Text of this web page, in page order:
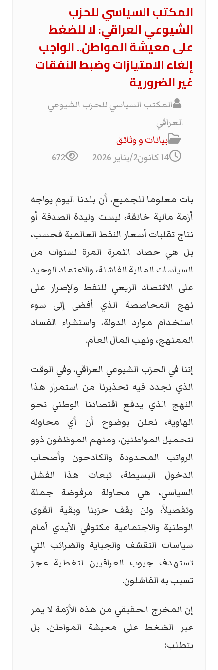
المكتب السياسي للحزب
الشيوعي العراقي: لا للضغط
على معيشة المواطن.. الواجب
إلغاء الامتيازات وضبط النفقات
غير الضرورية
المكتب السياسي للحزب الشيوعي
العراقي
بیانات و وثائق
14 كانون2/يناير 2026
672
بات معلوما للجميع، أن بلدنا اليوم يواجه
أزمة مالية خانقة، ليست وليدة الصدفة أو
نتاج تقلبات أسعار النفط العالمية فحسب،
بل هي حصاد الثمرة المرة لسنوات من
السياسات المالية الفاشلة، والاعتماد الوحيد
على الاقتصاد الريعي للنفط والإصرار على
نهج المحاصصة الذي أفضى إلى سوء
استخدام موارد الدولة، واستشراء الفساد
الممنهج، ونهب المال العام.
إننا في الحزب الشيوعي العراقي، وفي الوقت
الذي نجدد فيه تحذيرنا من استمرار هذا
النهج الذي يدفع اقتصادنا الوطني نحو
الهاوية، نعلن بوضوح أن أي محاولة
لتحميل المواطنين، ومنهم الموظفون ذوو
الرواتب المحدودة والكادحون وأصحاب
الدخول البسيطة، تبعات هذا الفشل
السياسي، هي محاولة مرفوضة جملة
وتفصيلاً، ولن يقف حزبنا وبقية القوى
الوطنية والاجتماعية مكتوفي الأيدي أمام
سياسات التقشف والجباية والضرائب التي
تستهدف جيوب العراقيين لتغطية عجز
تسبب به الفاشلون.
إن المخرج الحقيقي من هذه الأزمة لا يمر
عبر الضغط على معيشة المواطن، بل
يتطلب: